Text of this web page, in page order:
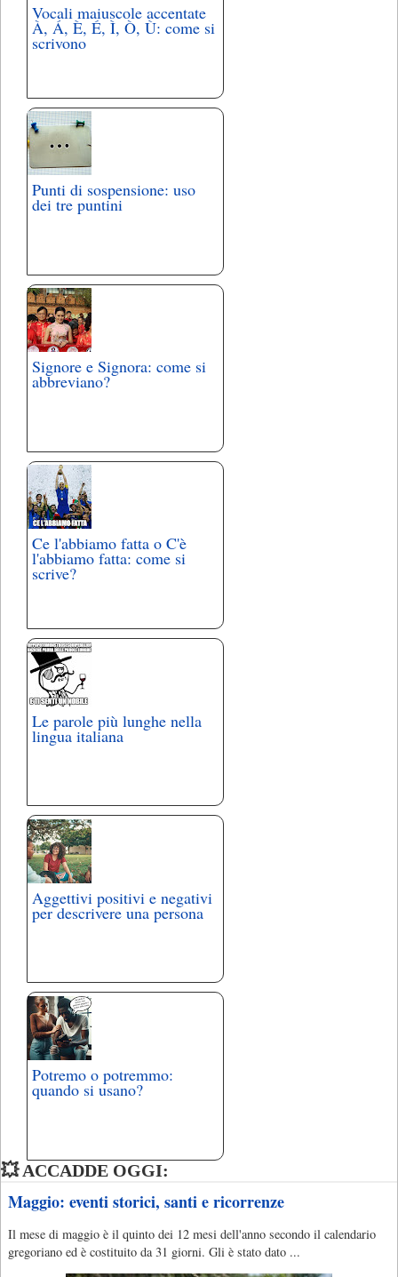
Vocali maiuscole accentate
À, Á, È, É, Ì, Ò, Ù: come si
scrivono
Punti di sospensione: uso
dei tre puntini
Signore e Signora: come si
abbreviano?
Ce l'abbiamo fatta o C'è
l'abbiamo fatta: come si
scrive?
Le parole più lunghe nella
lingua italiana
Aggettivi positivi e negativi
per descrivere una persona
Potremo o potremmo:
quando si usano?
💥 ACCADDE OGGI:
Maggio: eventi storici, santi e ricorrenze
Il mese di maggio è il quinto dei 12 mesi dell'anno secondo il calendario
gregoriano ed è costituito da 31 giorni. Gli è stato dato ...